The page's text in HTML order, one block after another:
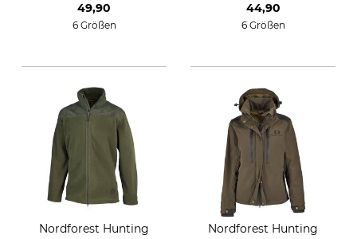
49,90
6 Größen
44,90
6 Größen
Nordforest Hunting
Nordforest Hunting